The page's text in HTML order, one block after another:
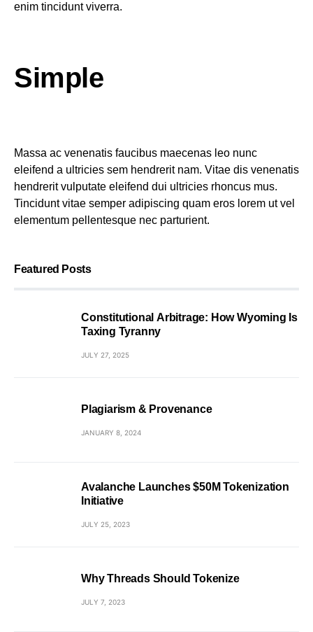
enim tincidunt viverra.
Simple
Massa ac venenatis faucibus maecenas leo nunc
eleifend a ultricies sem hendrerit nam. Vitae dis venenatis
hendrerit vulputate eleifend dui ultricies rhoncus mus.
Tincidunt vitae semper adipiscing quam eros lorem ut vel
elementum pellentesque nec parturient.
Featured Posts
Constitutional Arbitrage: How Wyoming Is
Taxing Tyranny
JULY 27, 2025
Plagiarism & Provenance
JANUARY 8, 2024
Avalanche Launches $50M Tokenization
Initiative
JULY 25, 2023
Why Threads Should Tokenize
JULY 7, 2023